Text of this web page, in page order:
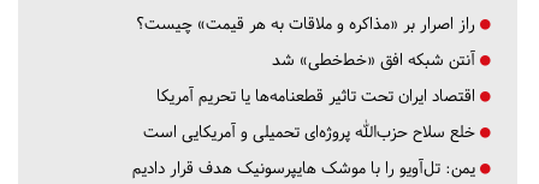
راز اصرار بر «مذاکره و ملاقات به هر قیمت» چیست؟
آنتن شبکه افق «خط‌خطی» شد
اقتصاد ایران تحت تاثیر قطعنامه‌ها یا تحریم‌ آمریکا
خلع سلاح حزب‌الله پروژه‌ای تحمیلی و آمریکایی است
یمن: تل‌آویو را با موشک هایپرسونیک هدف قرار دادیم